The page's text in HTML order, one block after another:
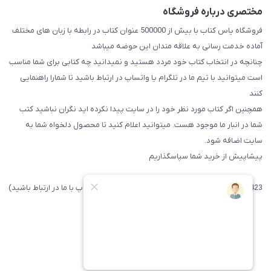
مختصری درباره فروشگاه
فروشگاه یاس کتاب با بیش از 500000 عنوان کتاب در رابطه با زبان های مختلف
آماده خدمت رسانی به علاقه مندان این حوضه میباشد
چنانچه در انتخاب کتاب خود مردد هستید و نمیدانید چه کتابی برای شما مناسب
است میتوانید با تیم ما در تلگرام یا واتساپ در ارتباط باشید تا شما‌را راهنمایی
کنند
همچنین اگر کتاب مورد نظر خود را در سایت پیدا نکرده اید نگران نباشید کتب
شما در انبار ما موجود هست. میتوانید اعلام کنید تا محصول دلخواه شما به
سایت اضافه شود.
پیشاپیش از خرید شما سپاسگذاریم
09371742423 (لطفا فقط پیامک داده و یا از طریق واتساپ با ما در ارتباط باشید)